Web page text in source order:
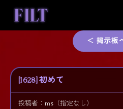
content
＜ 掲示板
[1628] 初めて
投稿者： ms （指定なし）